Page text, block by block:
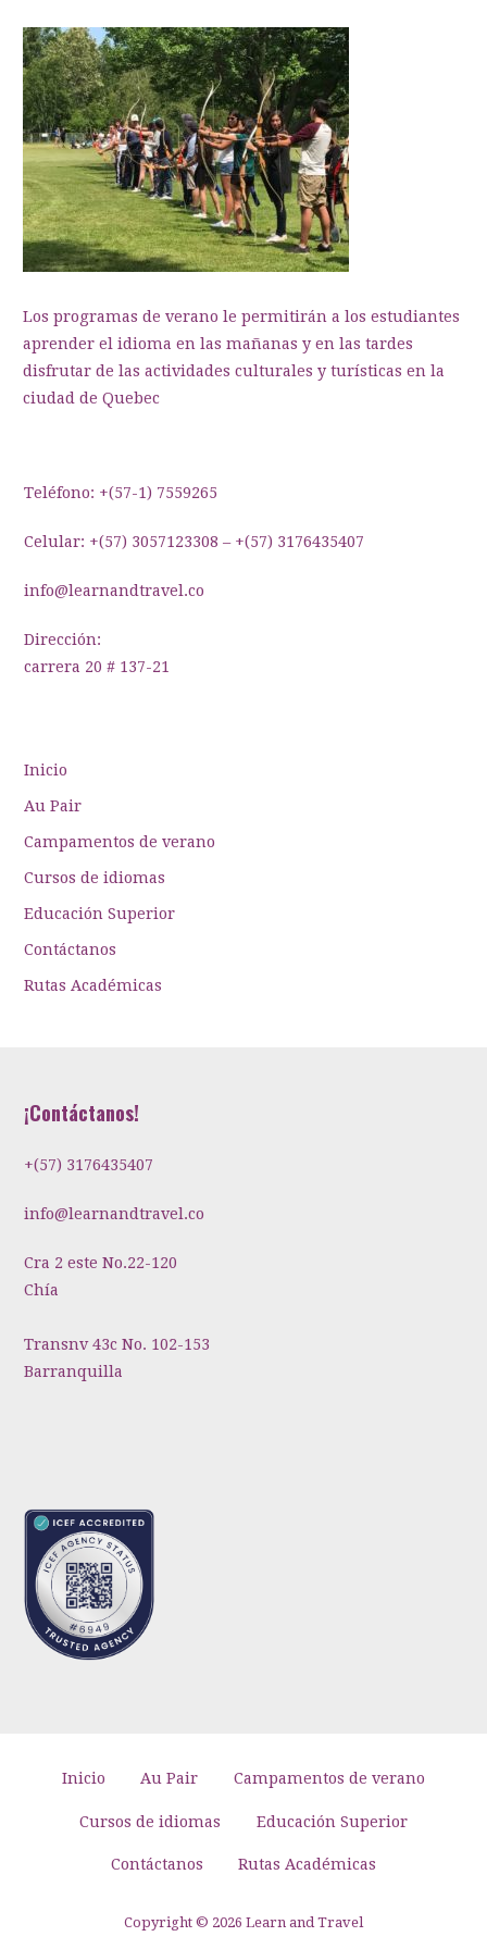
Los programas de verano le permitirán a los estudiantes
aprender el idioma en las mañanas y en las tardes
disfrutar de las actividades culturales y turísticas en la
ciudad de Quebec
Teléfono: +(57-1) 7559265
Celular: +(57) 3057123308 – +(57) 3176435407
info@learnandtravel.co
Dirección:
carrera 20 # 137-21
Inicio
Au Pair
Campamentos de verano
Cursos de idiomas
Educación Superior
Contáctanos
Rutas Académicas
¡Contáctanos!
+(57) 3176435407
info@learnandtravel.co
Cra 2 este No.22-120
Chía
Transnv 43c No. 102-153
Barranquilla
Inicio Au Pair Campamentos de verano
Cursos de idiomas Educación Superior
Contáctanos Rutas Académicas
Copyright © 2026 Learn and Travel